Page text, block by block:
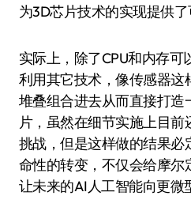
为3D芯片技术的实现提供了
实际上，除了CPU和内存可
利用其它技术，像传感器这
堆叠组合进去从而直接打造
片，虽然在细节实施上目
挑战，但是这样做的结果必
命性的转变，不仅会给摩尔
让未来的AI人工智能向更微